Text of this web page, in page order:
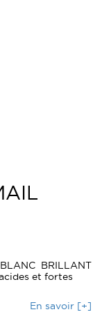
BRILLANT
et fortes
En savoir [+]